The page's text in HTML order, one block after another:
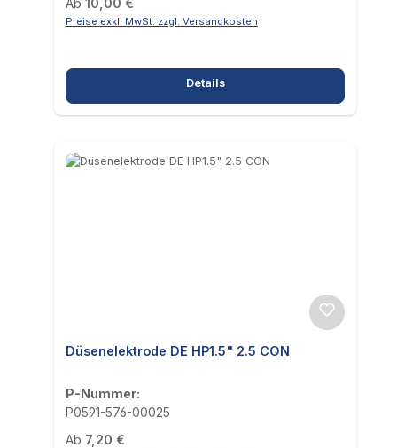
Preise exkl. MwSt. zzgl. Versandkosten
Details
Düsenelektrode DE HP1.5" 2.5 CON
P-Nummer:
P0591-576-00025
Regulärer Preis:
Ab 7,20 €